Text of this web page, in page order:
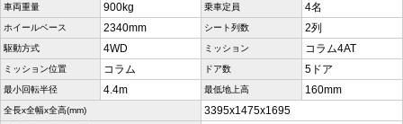
車両重量 900kg 乗車定員 4名
ホイールベース 2340mm シート列数 2列
駆動方式 4WD ミッション コラム4AT
ミッション位置 コラム ドア数 5ドア
最小回転半径 4.4m 最低地上高 160mm
全長x全幅x全高(mm) 3395x1475x1695